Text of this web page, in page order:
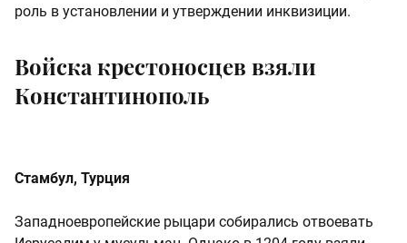
роль в установлении и утверждении инквизиции.
Войска крестоносцев взяли
Константинополь
Стамбул, Турция
Западноевропейские рыцари собирались отвоевать